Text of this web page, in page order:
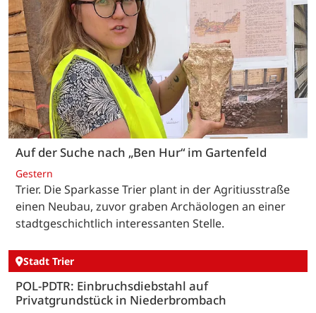
Auf der Suche nach „Ben Hur“ im Gartenfeld
Gestern
Trier. Die Sparkasse Trier plant in der Agritiusstraße
einen Neubau, zuvor graben Archäologen an einer
stadtgeschichtlich interessanten Stelle.
Stadt Trier
POL-PDTR: Einbruchsdiebstahl auf
Privatgrundstück in Niederbrombach